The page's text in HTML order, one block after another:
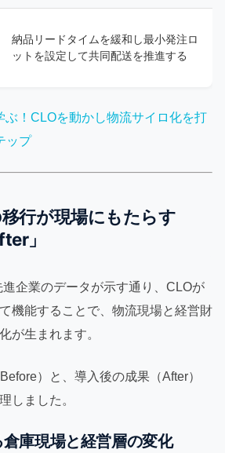
納品リードタイムを緩和し最小発注ロ
ットを設定して共同配送を推進する
ぶ！CLOを動かし物流サイロ化を打
ップ
行が現場にもたらす
」
企業のデータが示す通り、CLOが
機能することで、物流現場と経営財
が生まれます。
）と、導入後の成果（After）
しました。
庫現場と経営層の変化